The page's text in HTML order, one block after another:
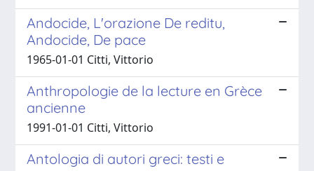
Andocide, L'orazione De reditu,
Andocide, De pace
1965-01-01 Citti, Vittorio
Anthropologie de la lecture en Grèce
ancienne
1991-01-01 Citti, Vittorio
Antologia di autori greci: testi e